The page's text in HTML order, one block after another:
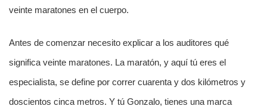
veinte maratones en el cuerpo.
Antes de comenzar necesito explicar a los auditores qué
significa veinte maratones. La maratón, y aquí tú eres el
especialista, se define por correr cuarenta y dos kilómetros y
doscientos cinca metros. Y tú Gonzalo, tienes una marca